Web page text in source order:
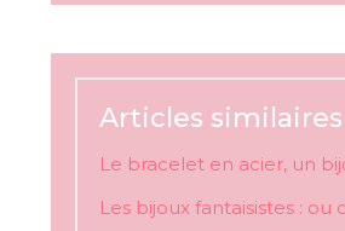
Articles similaires
Le bracelet en acier, un
Les bijoux fantaisistes :